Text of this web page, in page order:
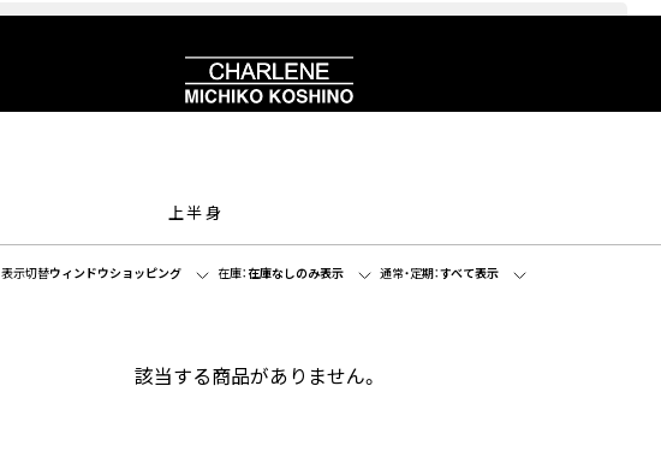
上半身
表示切替ウィンドウショッピング 在庫：在庫なしのみ表示 通常・定期：すべて表示
該当する商品がありません。